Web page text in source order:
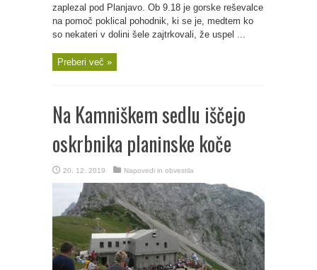
zaplezal pod Planjavo. Ob 9.18 je gorske reševalce
na pomoč poklical pohodnik, ki se je, medtem ko
so nekateri v dolini šele zajtrkovali, že uspel ...
Preberi več »
Na Kamniškem sedlu iščejo
oskrbnika planinske koče
20. 12. 2019 Napovedi in obvestila